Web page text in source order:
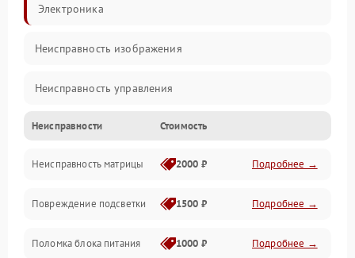
Электроника
Неисправность изображения
Неисправность управления
Неисправность интерфейсов
Прочие неисправности
Неисправность звука
Механические повреждения
Неисправности Стоимость
Неисправность матрицы 2000 ₽ Подробнее →
Повреждение подсветки 1500 ₽ Подробнее →
Поломка блока питания 1000 ₽ Подробнее →